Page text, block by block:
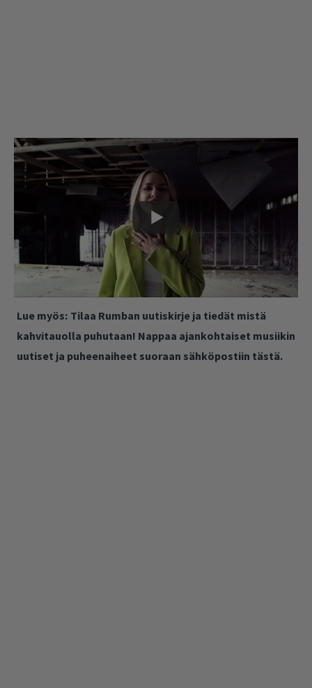
Lue myös: Tilaa Rumban uutiskirje ja tiedät mistä
kahvitauolla puhutaan! Nappaa ajankohtaiset musiikin
uutiset ja puheenaiheet suoraan sähköpostiin tästä.